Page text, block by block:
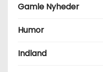
Gamle Nyheder
Humor
Indland